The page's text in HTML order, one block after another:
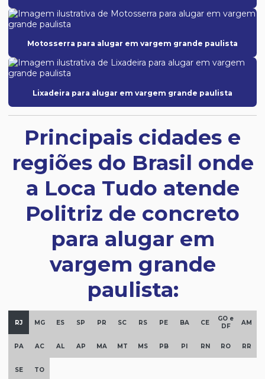
Motosserra para alugar em vargem grande paulista
Lixadeira para alugar em vargem grande paulista
Principais cidades e
regiões do Brasil onde
a Loca Tudo atende
Politriz de concreto
para alugar em
vargem grande
paulista:
RJ MG ES SP PR SC RS PE BA CE
GO e
DF
AM
PA AC AL AP MA MT MS PB PI RN RO RR
SE TO